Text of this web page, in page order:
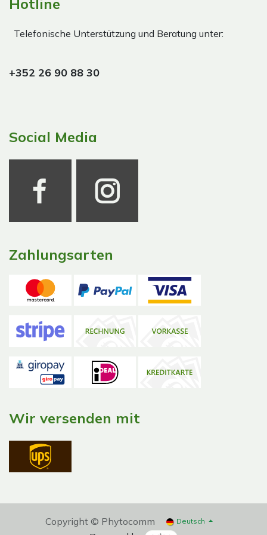
Hotline
Telefonische Unterstützung und Beratung unter:
+352 26 90 88 30
Social Media
Zahlungsarten
Wir versenden mit
Copyright © Phytocomm Deutsch